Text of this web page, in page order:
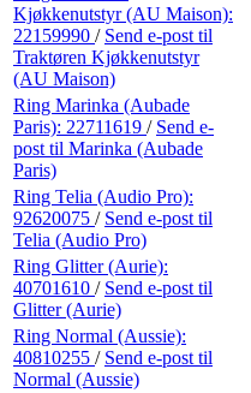
Kjøkkenutstyr (AU Maison):
22159990 / Send e-post til
Traktøren Kjøkkenutstyr
(AU Maison)
Ring Marinka (Aubade
Paris): 22711619 / Send e-
post til Marinka (Aubade
Paris)
Ring Telia (Audio Pro):
92620075 / Send e-post til
Telia (Audio Pro)
Ring Glitter (Aurie):
40701610 / Send e-post til
Glitter (Aurie)
Ring Normal (Aussie):
40810255 / Send e-post til
Normal (Aussie)